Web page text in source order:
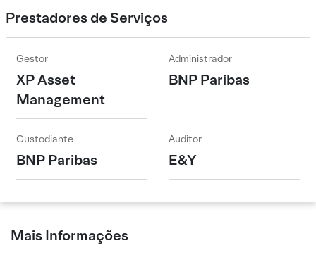
Prestadores de Serviços
Gestor
XP Asset
Management
Administrador
BNP Paribas
Custodiante
BNP Paribas
Auditor
E&Y
Mais Informações